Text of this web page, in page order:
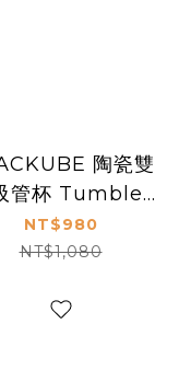
陶瓷雙
管杯 Tumbler
- 櫻花粉
(Tritan吸管)
NT$980
NT$1,080